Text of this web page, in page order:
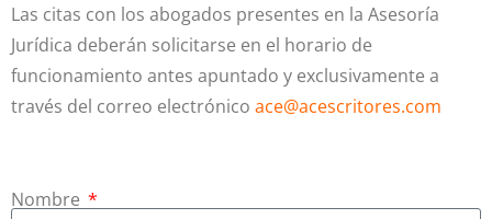
Las citas con los abogados presentes en la Asesoría
Jurídica deberán solicitarse en el horario de
funcionamiento antes apuntado y exclusivamente a
través del correo electrónico ace@acescritores.com
Nombre